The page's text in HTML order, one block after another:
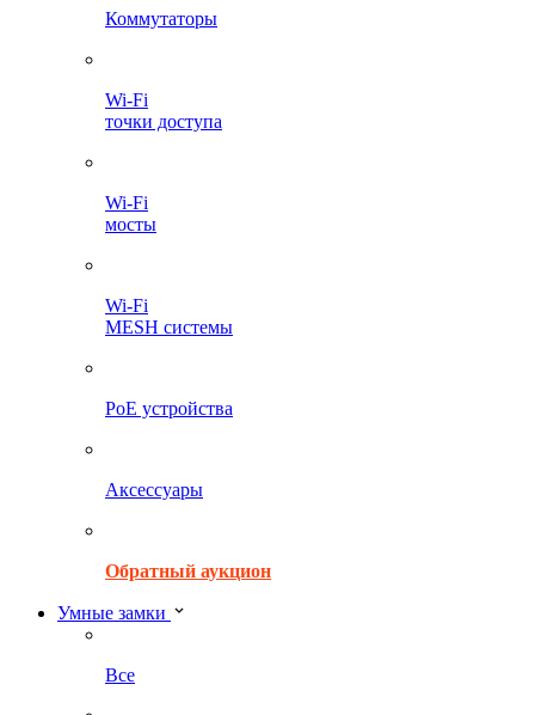
Коммутаторы
Wi-Fi
точки доступа
Wi-Fi
мосты
Wi-Fi
MESH системы
PoE устройства
Аксессуары
Обратный аукцион
Умные замки
Все